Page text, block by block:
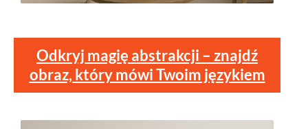
Odkryj magię abstrakcji – znajdź
obraz, który mówi Twoim językiem